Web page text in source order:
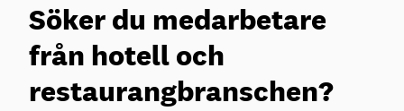
Söker du medarbetare
från hotell och
restaurangbranschen?